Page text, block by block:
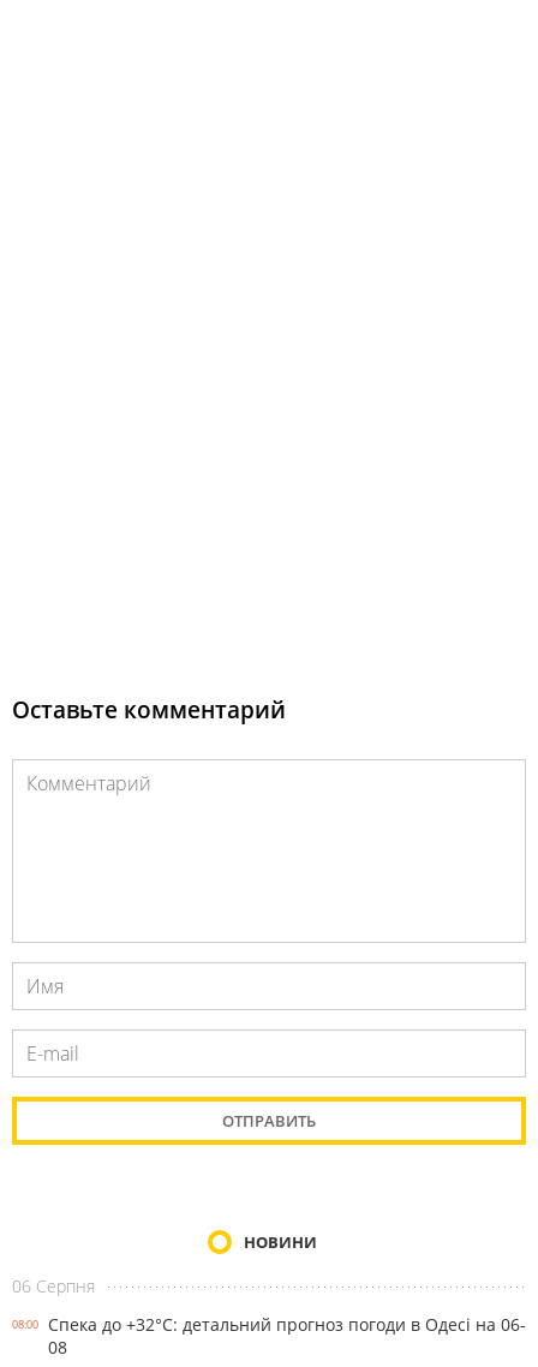
Оставьте комментарий
НОВИНИ
06 Серпня
08:00
Спека до +32°С: детальний прогноз погоди в Одесі на 06-
08